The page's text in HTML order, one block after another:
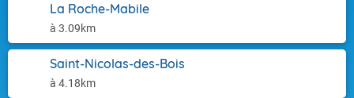
La Roche-Mabile
à 3.09km
Saint-Nicolas-des-Bois
à 4.18km